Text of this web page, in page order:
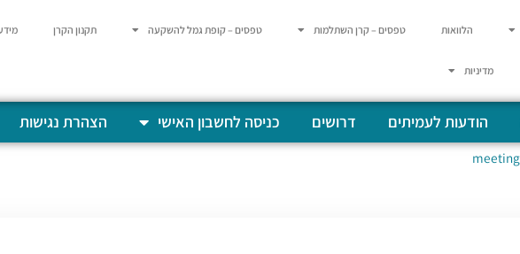
הלוואות טפסים – קרן השתלמות טפסים – קופת גמל להשקעה תקנון הקרן
מדיניות
הודעות לעמיתים דרושים כניסה לחשבון האישי הצהרת נגישות